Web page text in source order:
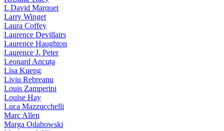
L David Marquet
Larry Winget
Laura Coffey
Laurence Devillairs
Laurence Haughton
Laurence J. Peter
Leonard Ancuța
Lisa Kueng
Liviu Rebreanu
Louis Zamperini
Louise Hay
Luca Mazzucchelli
Marc Allen
Marga Odahowski